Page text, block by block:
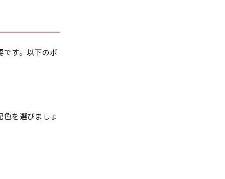
す。以下のポ
を選びましょ